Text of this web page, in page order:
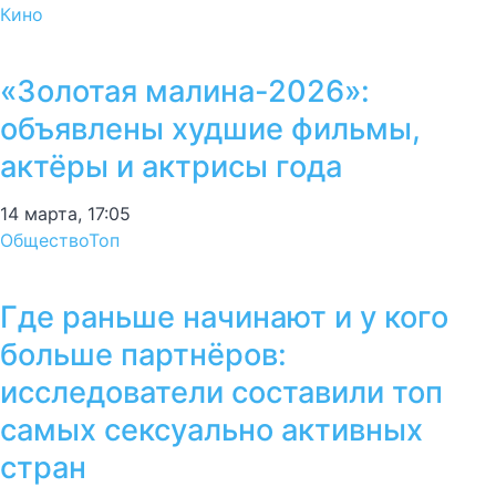
Кино
«Золотая малина-2026»:
объявлены худшие фильмы,
актёры и актрисы года
14 марта, 17:05
ОбществоТоп
Где раньше начинают и у кого
больше партнёров:
исследователи составили топ
самых сексуально активных
стран